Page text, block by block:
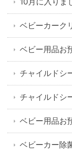
ベビーカーク
ベビー用品お
チャイルドシ
チャイルドシ
ベビー用品お
ベビーカー除